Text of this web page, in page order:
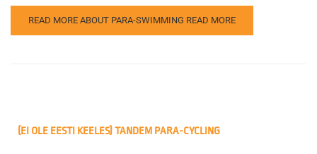
READ MORE ABOUT PARA-SWIMMING READ MORE
(EI OLE EESTI KEELES) TANDEM PARA-CYCLING